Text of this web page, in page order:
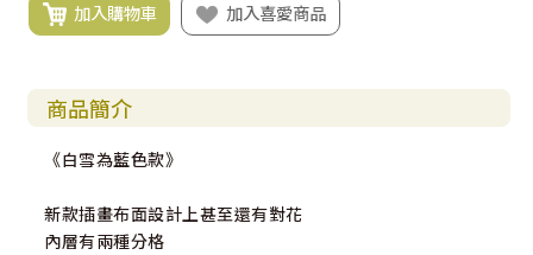
加入購物車 加入喜愛商品
商品簡介
《白雪為藍色款》
新款插畫布面設計上甚至還有對花
內層有兩種分格